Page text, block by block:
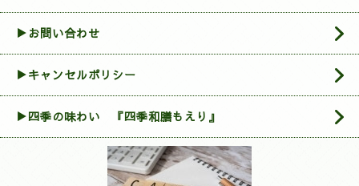
▶お問い合わせ
▶︎キャンセルポリシー
▶四季の味わい 『四季和膳もえり』